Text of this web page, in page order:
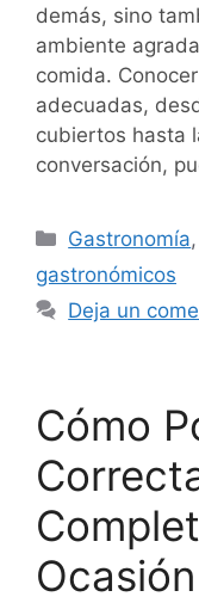
demás, sino
ambiente
comida.
adecuadas,
cubiertos hasta
conversación,
Categorías
Gastronomía,
gastronómicos
Deja un
Cómo
Ocasión